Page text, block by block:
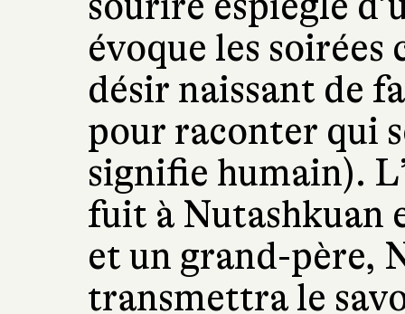
évoque les soirées
désir naissant de
pour raconter qui
signifie humain).
fuit à Nutashkuan
et un grand-père,
transmettra le